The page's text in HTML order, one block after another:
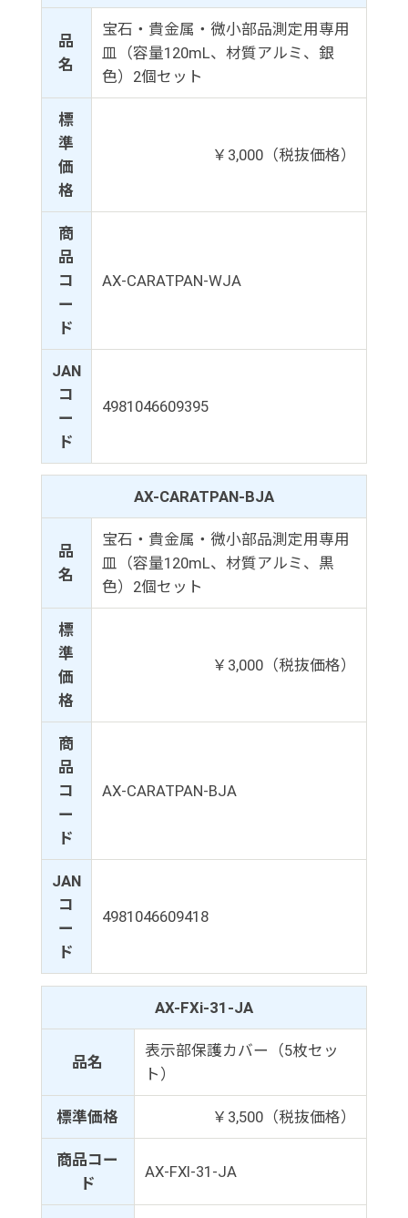
品
名
宝石・貴金属・微小部品測定用専用
皿（容量120mL、材質アルミ、銀
色）2個セット
標
準
価
格
￥3,000（税抜価格）
商
品
コ
ー
ド
AX-CARATPAN-WJA
JAN
コ
ー
ド
4981046609395
AX-CARATPAN-BJA
品
名
宝石・貴金属・微小部品測定用専用
皿（容量120mL、材質アルミ、黒
色）2個セット
標
準
価
格
￥3,000（税抜価格）
商
品
コ
ー
ド
AX-CARATPAN-BJA
JAN
コ
ー
ド
4981046609418
AX-FXi-31-JA
品名
表示部保護カバー（5枚セッ
ト）
標準価格 ￥3,500（税抜価格）
商品コー
ド
AX-FXI-31-JA